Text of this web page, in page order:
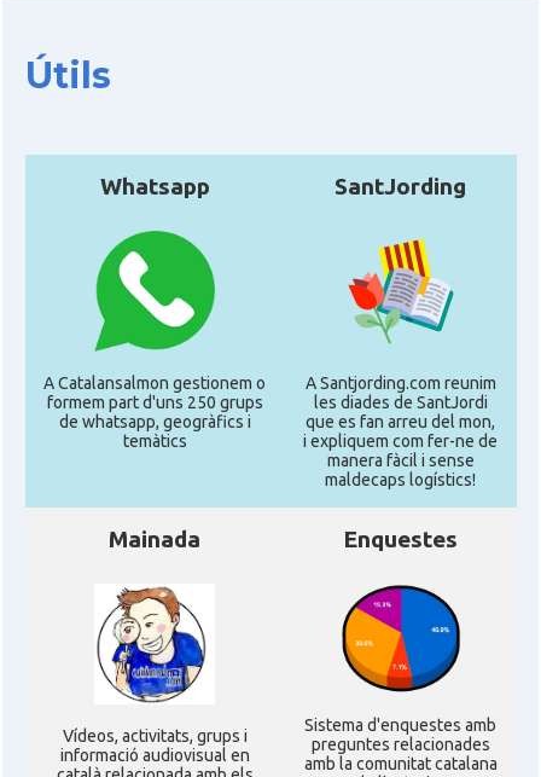
Útils
Whatsapp
A Catalansalmon gestionem o
formem part d'uns 250 grups
de whatsapp, geogràfics i
temàtics
SantJording
A Santjording.com reunim
les diades de SantJordi
que es fan arreu del mon,
i expliquem com fer-ne de
manera fàcil i sense
maldecaps logí­stics!
Mainada
Ví­deos, activitats, grups i
informació audiovisual en
Enquestes
Sistema d'enquestes amb
preguntes relacionades
amb la comunitat catalana